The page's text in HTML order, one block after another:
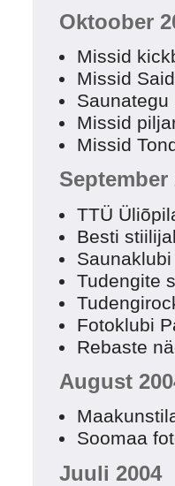
Oktoober
Missid
Missid
Missid
Missid
September
TTÜ
Besti
Tudengite
Fotoklubi
Rebaste
August
Soomaa
Juuli 2004